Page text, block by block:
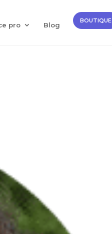
pro Blog
BOUTIQUE